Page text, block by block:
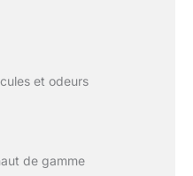
et odeurs
de gamme